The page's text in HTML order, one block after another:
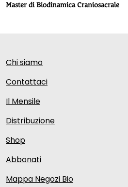
Master di Biodinamica Craniosacrale
Chi siamo
Contattaci
Il Mensile
Distribuzione
Shop
Abbonati
Mappa Negozi Bio